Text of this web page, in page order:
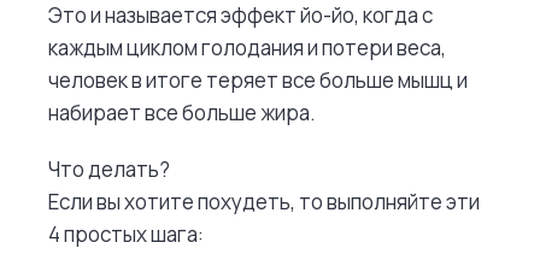
Это и называется эффект йо-йо, когда с
каждым циклом голодания и потери веса,
человек в итоге теряет все больше мышц и
набирает все больше жира.
Что делать?
Если вы хотите похудеть, то выполняйте эти
4 простых шага: